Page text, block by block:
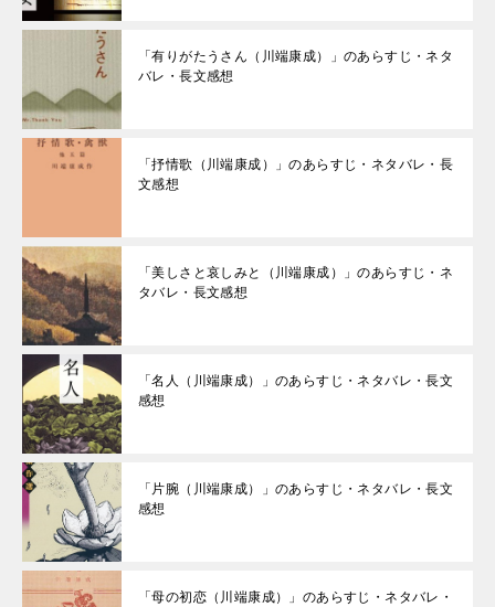
「有りがたうさん（川端康成）」のあらすじ・ネタ
バレ・長文感想
「抒情歌（川端康成）」のあらすじ・ネタバレ・長
文感想
「美しさと哀しみと（川端康成）」のあらすじ・ネ
タバレ・長文感想
「名人（川端康成）」のあらすじ・ネタバレ・長文
感想
「片腕（川端康成）」のあらすじ・ネタバレ・長文
感想
「母の初恋（川端康成）」のあらすじ・ネタバレ・